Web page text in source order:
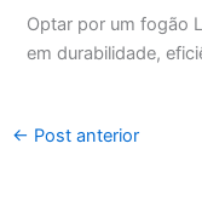
Optar por um fogão
em durabilidade,
← Post anterior